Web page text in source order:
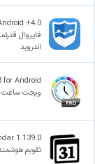
+4.0
فایروال
اندروید
for Android
ویجت ساعت
1.139.0
تقویم